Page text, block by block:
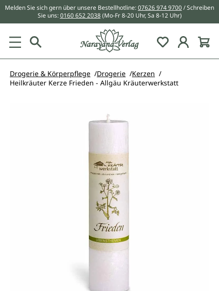
springen
Melden Sie sich gern über unsere Bestellhotline:07626 974 9700/ Schreiben
Sie uns:0160 652 2038 (Mo-Fr 8-20 Uhr, Sa 8-12 Uhr)
Du hast 0
Drogerie & Körperpflege Drogerie
Kerzen
Heilkräuter Kerze Frieden - Allgäu Kräuterwerkstatt